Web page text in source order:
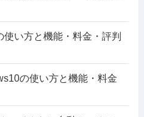
い方と機能・料金・評判
の使い方と機能・料金